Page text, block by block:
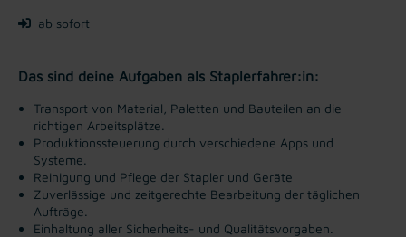
ab sofort
Das sind deine Aufgaben als Staplerfahrer:in:
Transport von Material, Paletten und Bauteilen an die
richtigen Arbeitsplätze.
Produktionssteuerung durch verschiedene Apps und
Systeme.
Reinigung und Pflege der Stapler und Geräte
Zuverlässige und zeitgerechte Bearbeitung der täglichen
Aufträge.
Einhaltung aller Sicherheits- und Qualitätsvorgaben.